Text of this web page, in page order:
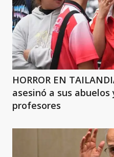
HORROR EN
asesinó a sus
profesores